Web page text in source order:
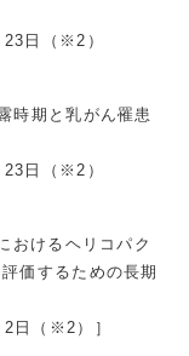
日（※2）
時期と乳がん罹患
日（※2）
おけるヘリコパク
価するための長期
日（※2）］